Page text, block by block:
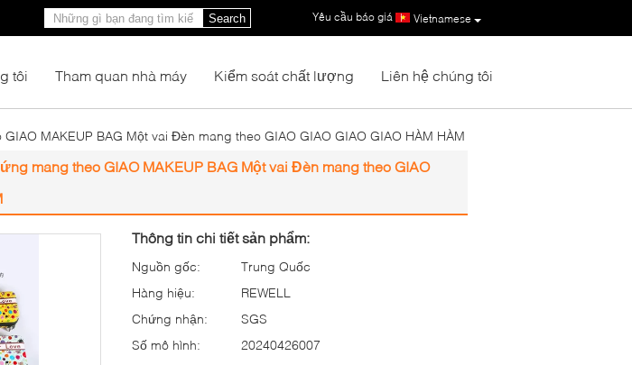
Vietnamese
Yêu cầu báo giá |
Search
tôi Tham quan nhà máy Kiểm soát chất lượng Liên hệ chúng tôi
MAKEUP BAG Một vai Đèn mang theo GIAO GIAO GIAO GIAO HÀM HÀM
mang theo GIAO MAKEUP BAG Một vai Đèn mang theo GIAO
Thông tin chi tiết sản phẩm:
Nguồn gốc:
Trung Quốc
Hàng hiệu:
REWELL
Chứng nhận:
SGS
Số mô hình:
20240426007